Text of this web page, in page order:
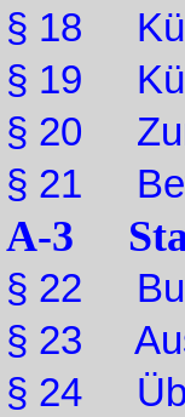
§ 18
§ 19
§ 20 Zur
§ 21
A-3
§ 22
§ 23
§ 24